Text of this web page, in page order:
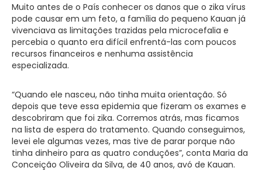
Muito antes de o País conhecer os danos que o zika vírus
pode causar em um feto, a família do pequeno Kauan já
vivenciava as limitações trazidas pela microcefalia e
percebia o quanto era difícil enfrentá-las com poucos
recursos financeiros e nenhuma assistência
especializada.
“Quando ele nasceu, não tinha muita orientação. Só
depois que teve essa epidemia que fizeram os exames e
descobriram que foi zika. Corremos atrás, mas ficamos
na lista de espera do tratamento. Quando conseguimos,
levei ele algumas vezes, mas tive de parar porque não
tinha dinheiro para as quatro conduções”, conta Maria da
Conceição Oliveira da Silva, de 40 anos, avó de Kauan.